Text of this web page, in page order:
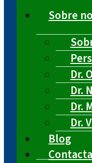
Sobre
Dr.
Dr.
Dr.
Dr.
Blog